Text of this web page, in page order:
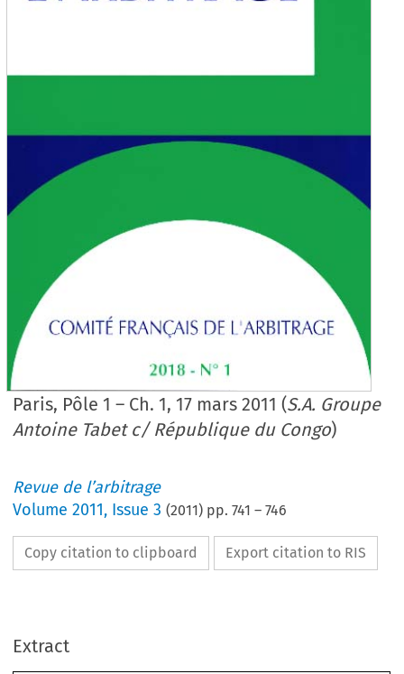
Paris, Pôle 1 – Ch. 1, 17 mars 2011 (S.A. Groupe
Antoine Tabet c/ République du Congo)
Revue de l’arbitrage
Volume2011, Issue 3 (2011) pp.741 –746
Copy citation to clipboard Export citation to RIS
Extract